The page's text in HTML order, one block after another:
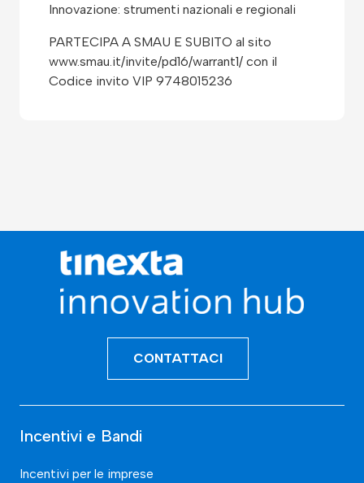
Innovazione: strumenti nazionali e regionali
PARTECIPA A SMAU E SUBITO al sito
www.smau.it/invite/pd16/warrant1/ con il
Codice invito VIP 9748015236
CONTATTACI
Incentivi e Bandi
Incentivi per le imprese